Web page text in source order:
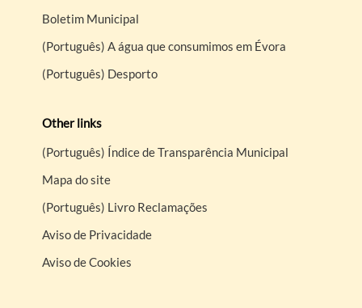
Boletim Municipal
(Português) A água que consumimos em Évora
(Português) Desporto
Other links
(Português) Índice de Transparência Municipal
Mapa do site
(Português) Livro Reclamações
Aviso de Privacidade
Aviso de Cookies